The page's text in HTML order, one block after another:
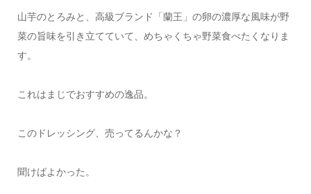
山芋のとろみと、高級ブランド「蘭王」の卵の濃厚な風味が野
菜の旨味を引き立てていて、めちゃくちゃ野菜食べたくなりま
す。
これはまじでおすすめの逸品。
このドレッシング、売ってるんかな？
聞けばよかった。